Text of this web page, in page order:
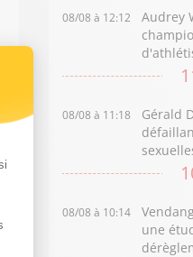
08/08 à 12:12
Audrey
08/08 à 11:18
Gérald
08/08 à 10:14
une